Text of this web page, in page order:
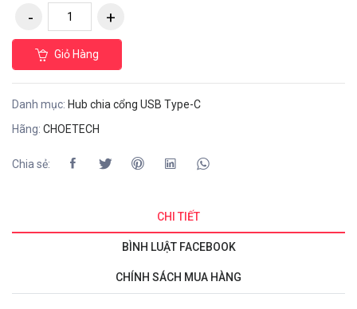
Giỏ Hàng
Danh mục: Hub chia cổng USB Type-C
Hãng: CHOETECH
Chia sẻ:
CHI TIẾT
BÌNH LUẬT FACEBOOK
CHÍNH SÁCH MUA HÀNG